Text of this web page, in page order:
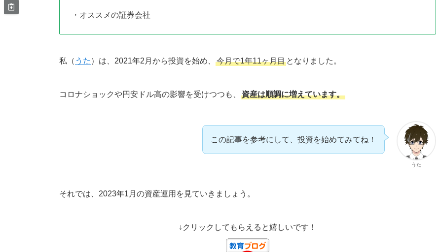
・オススメの証券会社
私（ うた ）は、2021年2月から投資を始め、 今月で1年11ヶ月目 となりました。
コロナショックや円安ドル高の影響を受けつつも、 資産は順調に増えています。
うた
この記事を参考にして、投資を始めてみてね！
それでは、2023年1月の資産運用を見ていきましょう。
↓クリックしてもらえると嬉しいです！